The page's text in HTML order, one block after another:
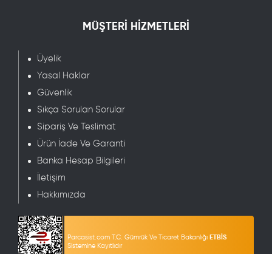
MÜŞTERİ HİZMETLERİ
Üyelik
Yasal Haklar
Güvenlik
Sıkça Sorulan Sorular
Sipariş Ve Teslimat
Ürün İade Ve Garanti
Banka Hesap Bilgileri
İletişim
Hakkımızda
Parcasist.com T.C. Gümrük Ve Ticaret Bakanlığı ETBİS
Sistemine Kayıtlıdır